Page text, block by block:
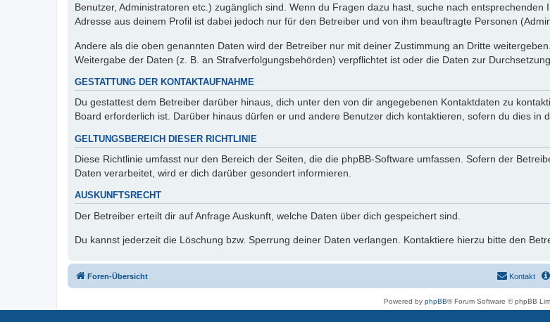
Benutzer, Administratoren etc.) zugänglich sind. Wenn du Fragen dazu hast, suche nach
Adresse aus deinem Profil ist dabei jedoch nur für den Betreiber und von ihm beauftragte Personen
Andere als die oben genannten Daten wird der Betreiber nur mit deiner Zustimmung an Dritte
Weitergabe der Daten (z. B. an Strafverfolgungsbehörden) verpflichtet ist oder die Daten zur
GESTATTUNG DER KONTAKTAUFNAHME
Du gestattest dem Betreiber darüber hinaus, dich unter den von dir angegebenen Kontaktdaten zu
Board erforderlich ist. Darüber hinaus dürfen er und andere Benutzer dich kontaktieren, sofern du dies in
GELTUNGSBEREICH DIESER RICHTLINIE
Diese Richtlinie umfasst nur den Bereich der Seiten, die die phpBB-Software umfassen. Sofern der
Daten verarbeitet, wird er dich darüber gesondert informieren.
AUSKUNFTSRECHT
Der Betreiber erteilt dir auf Anfrage Auskunft, welche Daten über dich gespeichert sind.
Du kannst jederzeit die Löschung bzw. Sperrung deiner Daten verlangen. Kontaktiere hierzu bitte den
Foren-Übersicht Kontakt
Powered by phpBB® Forum Software © phpBB